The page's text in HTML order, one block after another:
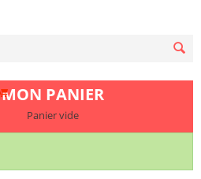
MON PANIER
Panier vide